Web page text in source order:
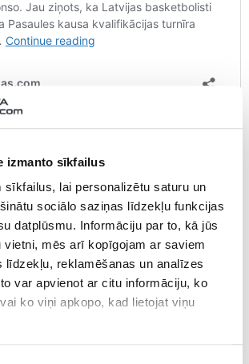
izmanto sīkfailus
sīkfailus, lai personalizētu saturu un
sociālo saziņas līdzekļu funkcijas
datplūsmu. Informāciju par to, kā jūs
vietni, mēs arī kopīgojam ar saviem
līdzekļu, reklamēšanas un analīzes
var apvienot ar citu informāciju, ko
ko viņi apkopo, kad lietojat viņu
sniegumu demonstrēja viens no
spēles, tostarp spēli iesākot ar 0/8.
kad bija sācies “ugunsgrēks”,
četras, piecas sekundes…,” par
ar precizitāti sacīja Freimanis.
arī galvenokārt pildīja saspēles
“Tas arī ir iemesls, kādēļ viņam bija tā
jo viņam nācās patērēt ļoti daudz
būtībā zināja, ka viņš ir vienīgais,
un tādēļ viņu riktīgi sedza. Viņam